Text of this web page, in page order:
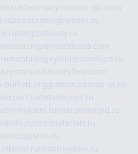
black-lady.rustroy-db.com
zozor.rudvigremont.ru
blogizotovoy.ru
remontdoma.com
vyitikho.ru mirjon.ru
filosofyfree.com
buffett.orggreleon.comsp-or.ru
detkiexpert.ru
instrumentgid.ru
stroimaterials.ru
chastnyjdom.ru